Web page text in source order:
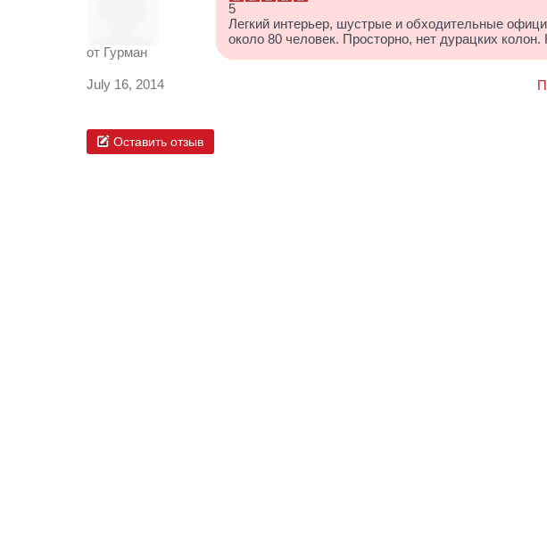
от Гурман
July 16, 2014
5
Легкий интерьер, шустрые и обходительные
около 80 человек. Просторно, нет дурацких колон.
Оставить отзыв